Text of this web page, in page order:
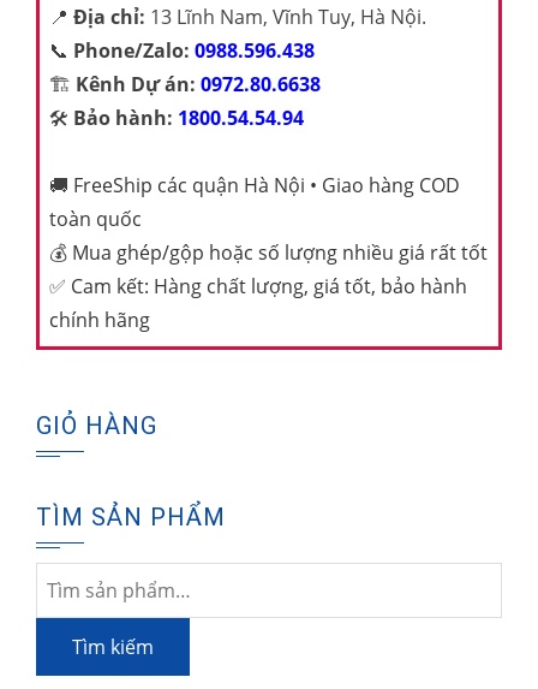
📍 Địa chỉ: 13 Lĩnh Nam, Vĩnh Tuy, Hà Nội.
📞 Phone/Zalo: 0988.596.438
🏗️ Kênh Dự án: 0972.80.6638
🛠️ Bảo hành: 1800.54.54.94
🚚 FreeShip các quận Hà Nội • Giao hàng COD
toàn quốc
💰 Mua ghép/gộp hoặc số lượng nhiều giá rất tốt
✅ Cam kết: Hàng chất lượng, giá tốt, bảo hành
chính hãng
GIỎ HÀNG
TÌM SẢN PHẨM
Tìm
kiếm:
Tìm kiếm